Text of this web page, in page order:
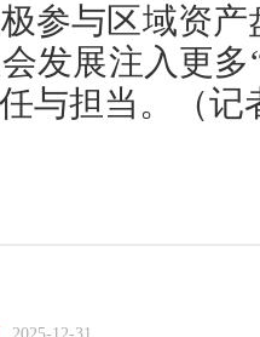
参与区域资
发展注入更
与担当。（记